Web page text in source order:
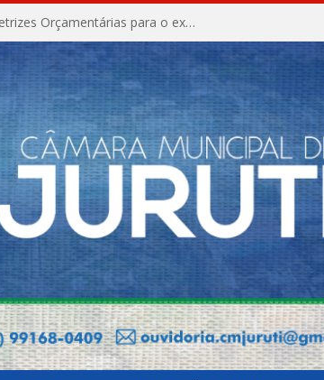
Câmara Municipal aprova Lei de Diretrizes Orçamentárias para o exercício financeiro de 2027